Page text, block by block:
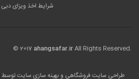
شرایط اخذ ویزای دبی
© 2017 ahangsafar.irAll Rights Reserved.
طراحی سایت فروشگاهی و بهینه سازی سایت توسط